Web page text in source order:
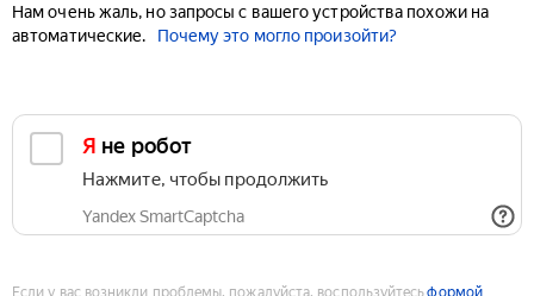
Нам очень жаль, но запросы с вашего устройства похожи на
автоматические.
Почему это могло произойти?
Я не робот
Нажмите, чтобы продолжить
Yandex SmartCaptcha
Если у вас возникли проблемы, пожалуйста, воспользуйтесьформой